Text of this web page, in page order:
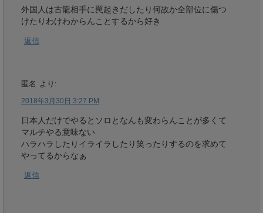
外国人は古龍相手に罠起きだしたり何故か全部位に傷つ
けたりわけわからんことするから好き
返信
匿名 より:
2018年3月30日 3:27 PM
日本人だけでやるとソロとなんも変わらんことが多くて
マルチやる意味ない
ハラハラしたりイライラしたり笑ったりするのを求めて
やってるからなぁ
返信